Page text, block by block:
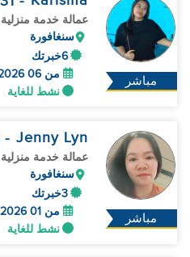
مباشر
عمالة خدمة منزلية
سنغافورة
6خبرتك
من 06 Sep 2026 | دوام كامل
نشط للغاية
مباشر
Jenny Lyn
- 35
عمالة خدمة منزلية
سنغافورة
3خبرتك
من 01 Sep 2026 | دوام كامل
نشط للغاية